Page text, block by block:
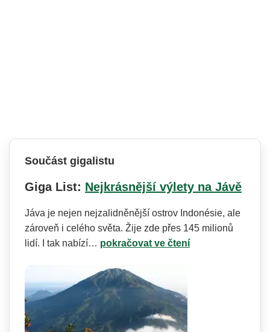
Součást gigalistu
Giga List: Nejkrásnější výlety na Jávě
Jáva je nejen nejzalidněnější ostrov Indonésie, ale
zároveň i celého světa. Žije zde přes 145 milionů
lidí. I tak nabízí… pokračovat ve čtení